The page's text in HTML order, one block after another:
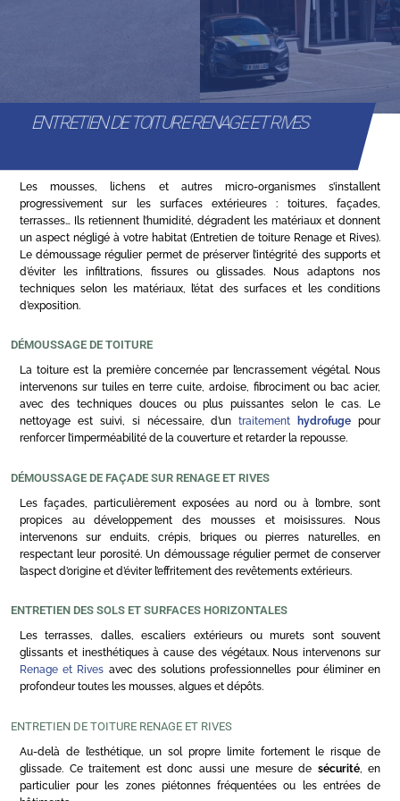
ENTRETIEN DE TOITURE RENAGE ET RIVES
Les mousses, lichens et autres micro-organismes s’installent
progressivement sur les surfaces extérieures : toitures, façades,
terrasses… Ils retiennent l’humidité, dégradent les matériaux et donnent
un aspect négligé à votre habitat (Entretien de toiture Renage et Rives).
Le démoussage régulier permet de préserver l’intégrité des supports et
d’éviter les infiltrations, fissures ou glissades. Nous adaptons nos
techniques selon les matériaux, l’état des surfaces et les conditions
d’exposition.
DÉMOUSSAGE DE TOITURE
La toiture est la première concernée par l’encrassement végétal. Nous
intervenons sur tuiles en terre cuite, ardoise, fibrociment ou bac acier,
avec des techniques douces ou plus puissantes selon le cas. Le
nettoyage est suivi, si nécessaire, d’untraitement hydrofuge pour
renforcer l’imperméabilité de la couverture et retarder la repousse.
DÉMOUSSAGE DE FAÇADE SUR RENAGE ET RIVES
Les façades, particulièrement exposées au nord ou à l’ombre, sont
propices au développement des mousses et moisissures. Nous
intervenons sur enduits, crépis, briques ou pierres naturelles, en
respectant leur porosité. Un démoussage régulier permet de conserver
l’aspect d’origine et d’éviter l’effritement des revêtements extérieurs.
ENTRETIEN DES SOLS ET SURFACES HORIZONTALES
Les terrasses, dalles, escaliers extérieurs ou murets sont souvent
glissants et inesthétiques à cause des végétaux. Nous intervenons sur
Renage et Rives avec des solutions professionnelles pour éliminer en
profondeur toutes les mousses, algues et dépôts.
ENTRETIEN DE TOITURE RENAGE ET RIVES
Au-delà de l’esthétique, un sol propre limite fortement le risque de
glissade. Ce traitement est donc aussi une mesure de sécurité, en
particulier pour les zones piétonnes fréquentées ou les entrées de